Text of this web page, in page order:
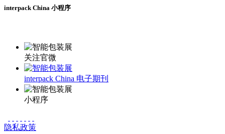
interpack China 小程序
关注官微
interpack China 电子期刊
小程序
隐私政策